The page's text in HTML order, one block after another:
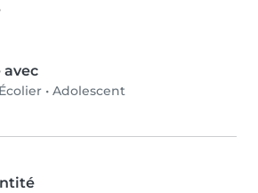
avec
Écolier • Adolescent